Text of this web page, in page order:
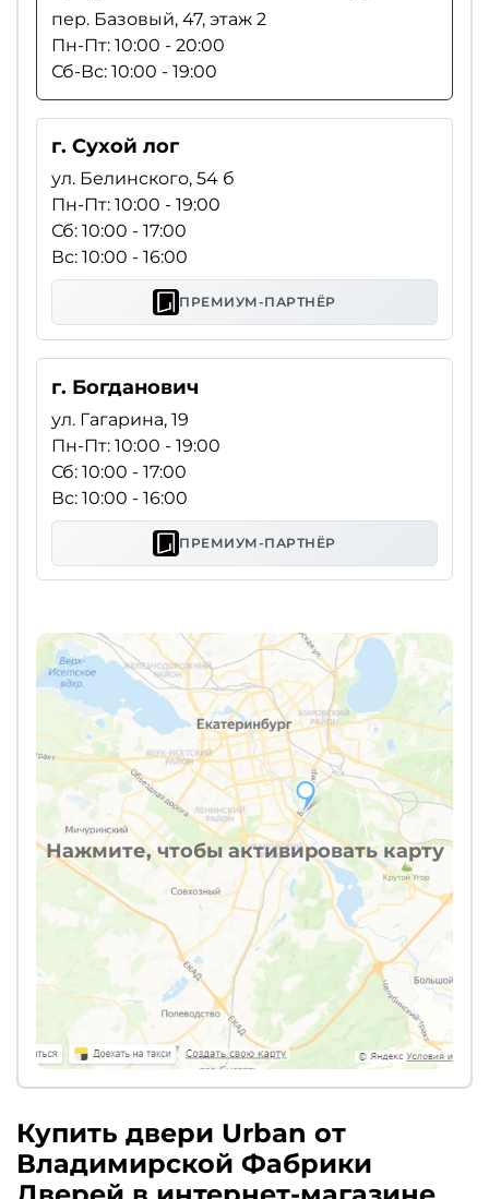
Нажмите, чтобы активировать карту
пер. Базовый, 47, этаж 2
Пн-Пт: 10:00 - 20:00
Сб-Вс: 10:00 - 19:00
г. Сухой лог
ул. Белинского, 54 б
Пн-Пт: 10:00 - 19:00
Сб: 10:00 - 17:00
Вс: 10:00 - 16:00
ПРЕМИУМ-ПАРТНЁР
г. Богданович
ул. Гагарина, 19
Пн-Пт: 10:00 - 19:00
Сб: 10:00 - 17:00
Вс: 10:00 - 16:00
ПРЕМИУМ-ПАРТНЁР
Купить двери Urban от
Владимирской Фабрики